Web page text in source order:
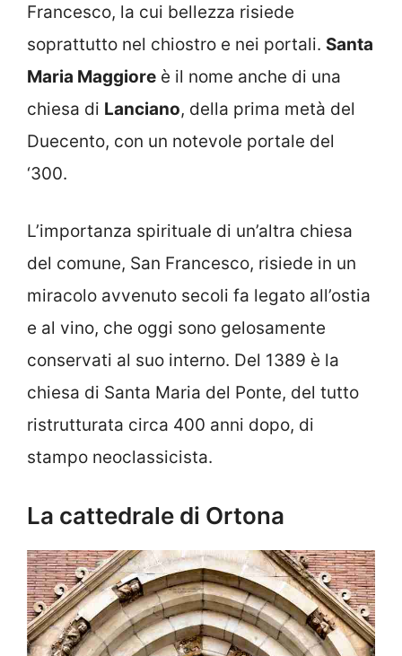
Francesco, la cui bellezza risiede
soprattutto nel chiostro e nei portali. Santa
Maria Maggiore è il nome anche di una
chiesa di Lanciano, della prima metà del
Duecento, con un notevole portale del
‘300.
L’importanza spirituale di un’altra chiesa
del comune, San Francesco, risiede in un
miracolo avvenuto secoli fa legato all’ostia
e al vino, che oggi sono gelosamente
conservati al suo interno. Del 1389 è la
chiesa di Santa Maria del Ponte, del tutto
ristrutturata circa 400 anni dopo, di
stampo neoclassicista.
La cattedrale di Ortona